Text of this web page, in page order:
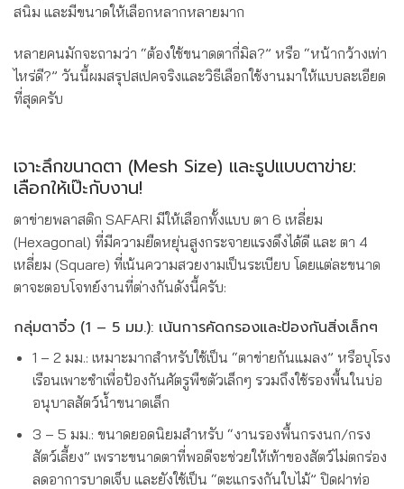
สนิม และมีขนาดให้เลือกหลากหลายมาก
หลายคนมักจะถามว่า “ต้องใช้ขนาดตากี่มิล?” หรือ “หน้ากว้างเท่า
ไหร่ดี?” วันนี้ผมสรุปสเปคจริงและวิธีเลือกใช้งานมาให้แบบละเอียด
ที่สุดครับ
เจาะลึกขนาดตา (Mesh Size) และรูปแบบตาข่าย:
เลือกให้เป๊ะกับงาน!
ตาข่ายพลาสติก SAFARI มีให้เลือกทั้งแบบ ตา 6 เหลี่ยม
(Hexagonal) ที่มีความยืดหยุ่นสูงกระจายแรงดึงได้ดี และ ตา 4
เหลี่ยม (Square) ที่เน้นความสวยงามเป็นระเบียบ โดยแต่ละขนาด
ตาจะตอบโจทย์งานที่ต่างกันดังนี้ครับ:
กลุ่มตาจิ๋ว (1 – 5 มม.): เน้นการคัดกรองและป้องกันสิ่งเล็กๆ
1 – 2 มม.: เหมาะมากสำหรับใช้เป็น “ตาข่ายกันแมลง” หรือบุโรง
เรือนเพาะชำเพื่อป้องกันศัตรูพืชตัวเล็กๆ รวมถึงใช้รองพื้นในบ่อ
อนุบาลสัตว์น้ำขนาดเล็ก
3 – 5 มม.: ขนาดยอดนิยมสำหรับ “งานรองพื้นกรงนก/กรง
สัตว์เลี้ยง” เพราะขนาดตาที่พอดีจะช่วยให้เท้าของสัตว์ไม่ตกร่อง
ลดอาการบาดเจ็บ และยังใช้เป็น “ตะแกรงกันใบไม้” ปิดฝาท่อ